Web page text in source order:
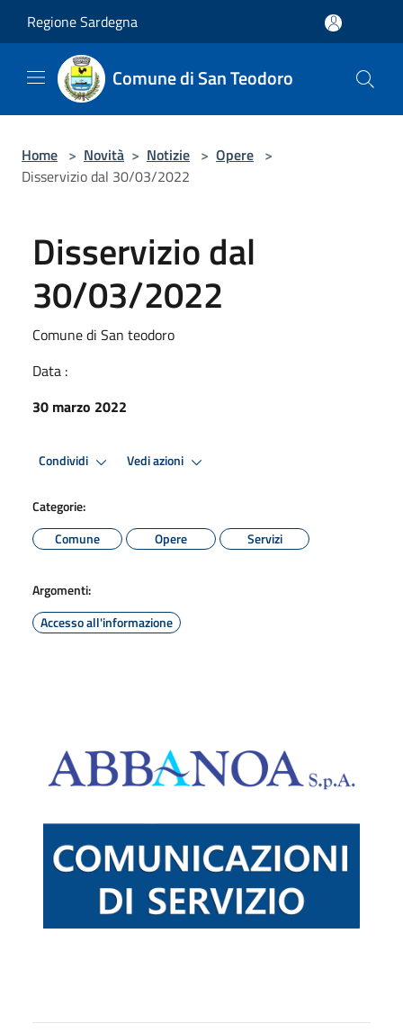
Regione Sardegna
Comune di San Teodoro
Home > Novità > Notizie > Opere >
Disservizio dal 30/03/2022
Disservizio dal
30/03/2022
Comune di San teodoro
Data :
30 marzo 2022
Condividi Vedi azioni
Categorie:
Comune
Opere Servizi
Argomenti:
Accesso all'informazione